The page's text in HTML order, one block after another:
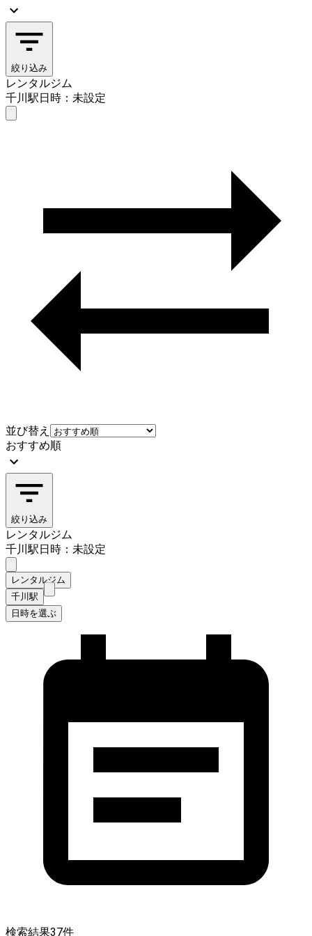
絞り込み
レンタルジム
千川駅日時：未設定
並び替え
おすすめ順
絞り込み
レンタルジム
千川駅日時：未設定
レンタルジム
千川駅
日時を選ぶ
検索結果37件